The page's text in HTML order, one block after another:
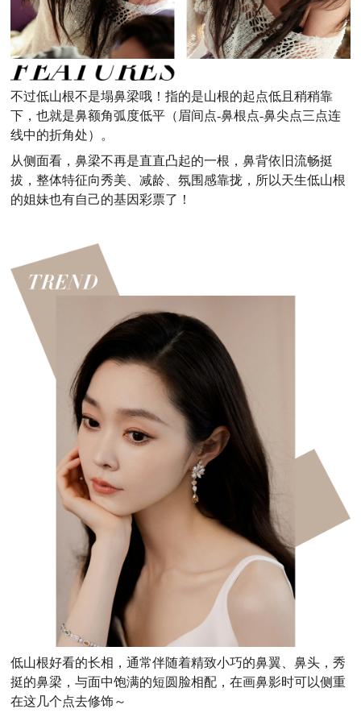
不过低山根不是塌鼻梁哦！指的是山根的起点低且稍稍靠
下，也就是鼻额角弧度低平（眉间点-鼻根点-鼻尖点三点连
线中的折角处）。
从侧面看，鼻梁不再是直直凸起的一根，鼻背依旧流畅挺
拔，整体特征向秀美、减龄、氛围感靠拢，所以天生低山根
的姐妹也有自己的基因彩票了！
低山根好看的长相，通常伴随着精致小巧的鼻翼、鼻头，秀
挺的鼻梁，与面中饱满的短圆脸相配，在画鼻影时可以侧重
在这几个点去修饰～